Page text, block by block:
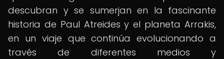
descubran y se sumerjan en la fascinante
historia de Paul Atreides y el planeta Arrakis,
en un viaje que continúa evolucionando a
través de diferentes medios y